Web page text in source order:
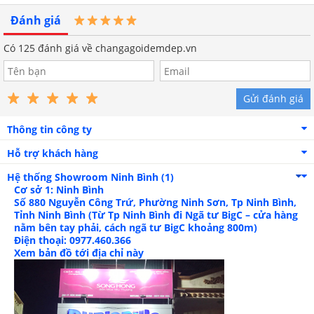
✓01 chăn chần
bông 200x220cm
✓02 vỏ gối đầu 45x65cm
bông 200x220cm
✓02 vỏ gối
đầu 45x65cm
Hướng dẫn vệ sinh bộ chăn ga gối Sông
Cách giặt máy
Chọn chương trình giặt nhẹ với mức vòng
thấp trên máy giặt.
Hòa tan bột giặt/ nước giặt với nước sạch dưới
30 độ C.
Lộn trái mặt vải rồi cho vào túi lưới.
Giặt chăn ga gối tối thiểu 2 lần để đảm bảo xả
sạch hết chất tẩy rửa tích tụ bên trong.
Đánh giá
Có 125 đánh giá về changagoidemdep.vn
Gửi đánh giá
Thông tin công ty
Hỗ trợ khách hàng
Hệ thống Showroom Ninh Bình (1)
Cơ sở 1: Ninh Bình
Số 880 Nguyễn Công Trứ, Phường Ninh Sơn, Tp Ninh Bình,
Tỉnh Ninh Bình (Từ Tp Ninh Bình đi Ngã tư BigC – cửa hàng
nằm bên tay phải, cách ngã tư BigC khoảng 800m)
Điện thoại: 0977.460.366
Xem bản đồ tới địa chỉ này